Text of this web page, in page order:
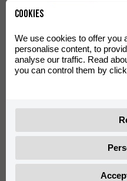
Cookies
We use cookies to offer you
personalise content, to
analyse our traffic. Read
you can control them by